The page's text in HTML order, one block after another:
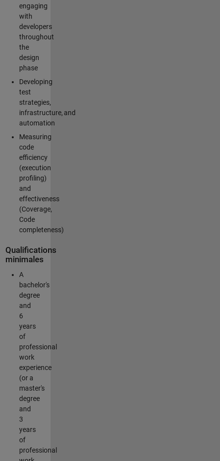
engaging
with
developers
throughout
the
design
phase
Developing
test
strategies,
infrastructure, and
automation
Measuring
code
efficiency
(execution
profiling)
and
effectiveness
(Coverage,
Code
completeness)
Qualifications
minimales
A
bachelor's
degree
and
6
years
of
professional
work
experience
(or a
master's
degree
and
3
years
of
professional